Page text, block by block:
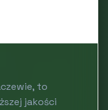
to
jakości